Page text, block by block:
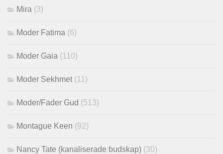
Mira (3)
Moder Fatima (6)
Moder Gaia (110)
Moder Sekhmet (11)
Moder/Fader Gud (513)
Montague Keen (92)
Nancy Tate (kanaliserade budskap) (30)